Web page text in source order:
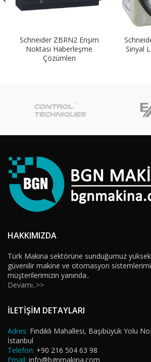
Schneider ZBRN2 Erişim
Noktası Haberleşme
Çözümleri
Sinyal
HAKKIMIZDA
Türk Makina sektörüne sunduğumuz
güvenilir makine ve otomasyon
müşterilerimizin yanında..
Devamı..>>
İLETİŞİM DETAYLARI
Adres: Fındıklı Mahallesi, Başıbüyük Yolu
İstanbul
Telefon: +90 216 504 63 98
Email: info@bgnmakina.com